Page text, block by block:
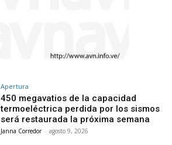
Apertura
450 megavatios de la capacidad
termoeléctrica perdida por los sismos
será restaurada la próxima semana
Janna Corredor - agosto 9, 2026